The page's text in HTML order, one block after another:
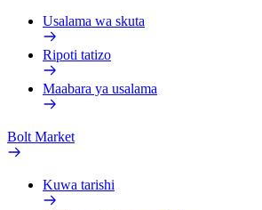
Usalama wa skuta
Ripoti tatizo
Maabara ya usalama
Bolt Market
Kuwa tarishi